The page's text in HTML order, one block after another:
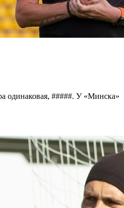
одинаковая, #####. У «Минска»